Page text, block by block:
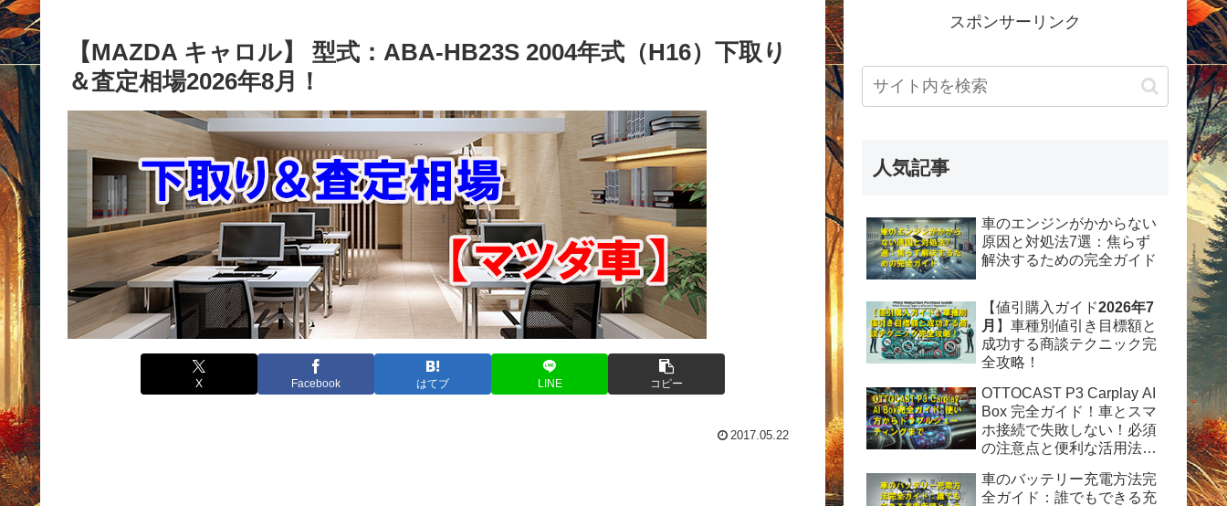
【MAZDA キャロル】 型式：ABA-HB23S 2004年式（H16）下取り
＆査定相場2026年8月！
X Facebook はてブ LINE コピー
2017.05.22
スポンサーリンク
人気記事
車のエンジンがかからない
原因と対処法7選：焦らず
解決するための完全ガイド
【値引購入ガイド2026年7
月 】車種別値引き目標額と
成功する商談テクニック完
全攻略！
OTTOCAST P3 Carplay AI
Box 完全ガイド！車とスマ
ホ接続で失敗しない！必須
の注意点と便利な活用法を
車のバッテリー充電方法完
全ガイド：誰でもできる充